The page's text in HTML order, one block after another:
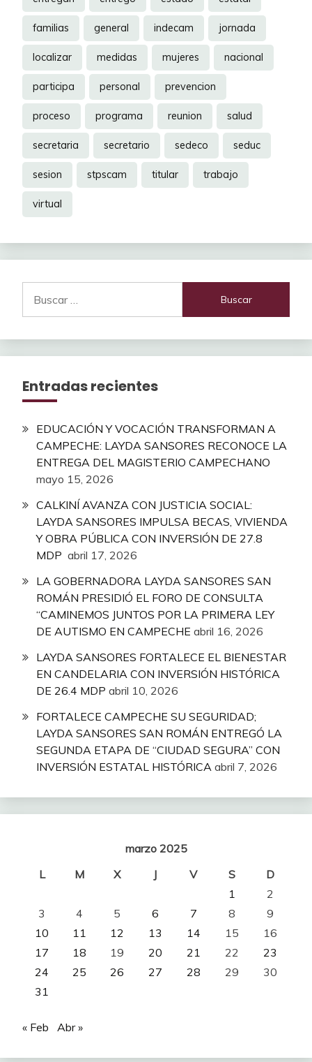
familias general indecam jornada
localizar medidas mujeres nacional
participa personal prevencion
proceso programa reunion salud
secretaria secretario sedeco seduc
sesion stpscam titular trabajo
virtual
Entradas recientes
EDUCACIÓN Y VOCACIÓN TRANSFORMAN A
CAMPECHE: LAYDA SANSORES RECONOCE LA
ENTREGA DEL MAGISTERIO CAMPECHANO
mayo 15, 2026
CALKINÍ AVANZA CON JUSTICIA SOCIAL:
LAYDA SANSORES IMPULSA BECAS, VIVIENDA
Y OBRA PÚBLICA CON INVERSIÓN DE 27.8
MDP abril 17, 2026
LA GOBERNADORA LAYDA SANSORES SAN
ROMÁN PRESIDIÓ EL FORO DE CONSULTA
“CAMINEMOS JUNTOS POR LA PRIMERA LEY
DE AUTISMO EN CAMPECHE abril 16, 2026
LAYDA SANSORES FORTALECE EL BIENESTAR
EN CANDELARIA CON INVERSIÓN HISTÓRICA
DE 26.4 MDP abril 10, 2026
FORTALECE CAMPECHE SU SEGURIDAD;
LAYDA SANSORES SAN ROMÁN ENTREGÓ LA
SEGUNDA ETAPA DE “CIUDAD SEGURA” CON
INVERSIÓN ESTATAL HISTÓRICA abril 7, 2026
marzo 2025
L
M X J V S
D
1
2
3
4 5 6 7 8
9
10
11 12 13 14 15
16
17
18 19 20 21 22
23
24
25 26 27 28 29
30
31
« Feb Abr »